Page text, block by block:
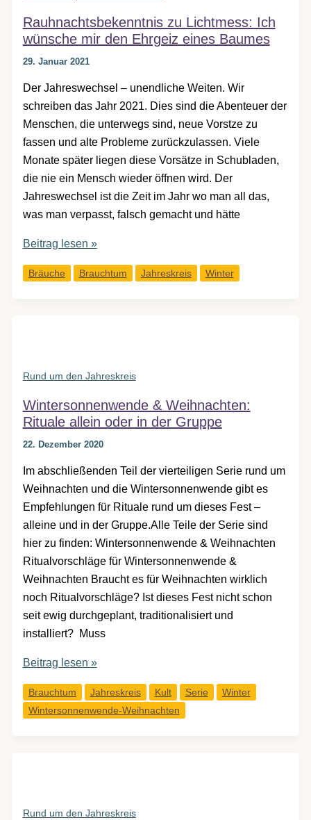
Rauhnachtsbekenntnis zu Lichtmess: Ich
wünsche mir den Ehrgeiz eines Baumes
29. Januar 2021
Der Jahreswechsel – unendliche Weiten. Wir
schreiben das Jahr 2021. Dies sind die Abenteuer der
Menschen, die unterwegs sind, neue Vorstze zu
fassen und alte Probleme zurückzulassen. Viele
Monate später liegen diese Vorsätze in Schubladen,
die nie ein Mensch wieder öffnen wird. Der
Jahreswechsel ist die Zeit im Jahr wo man all das,
was man verpasst, falsch gemacht und hätte
Rauhnachtsbekenntnis
Lichtmess:
Ehrgeiz
Baumes
Beitrag lesen »
Bräuche Brauchtum Jahreskreis Winter
Rund um den Jahreskreis
Wintersonnenwende & Weihnachten:
Rituale allein oder in der Gruppe
22. Dezember 2020
Im abschließenden Teil der vierteiligen Serie rund um
Weihnachten und die Wintersonnenwende gibt es
Empfehlungen für Rituale rund um dieses Fest –
alleine und in der Gruppe.Alle Teile der Serie sind
hier zu finden: Wintersonnenwende & Weihnachten
Ritualvorschläge für Wintersonnenwende &
Weihnachten Braucht es für Weihnachten wirklich
noch Ritualvorschläge? Ist dieses Fest nicht schon
seit ewig durchgeplant, traditionalisiert und
installiert? Muss
Wintersonnenwende
Weihnachten:
Rituale
Beitrag lesen »
Brauchtum Jahreskreis Kult Serie
Winter
Wintersonnenwende-Weihnachten
Rund um den Jahreskreis